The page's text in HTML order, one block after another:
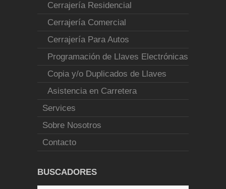
Cerrajería Residencial
Cerrajería Comercial
Cerrajería Para Autos
Programación de Llaves Electrónicas
Copia y/o Duplicados de Llaves
Asistencia en Carretera
Services
Sobre Nosotros
Contacto
BUSCADORES